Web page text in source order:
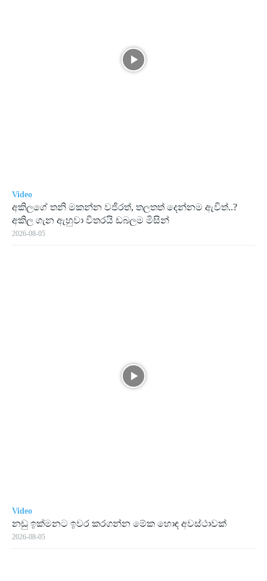
Video
අකිලගේ තනි මකන්න වජිරත්, තලතත් දෙන්නම ඇවිත්..?
අකිල ගැන ඇහුවා විතරයි ඩබලම මිසින්
2026-08-05
Video
නඩු ඉක්මනට ඉවර කරගන්න මේක හොඳ අවස්ථාවක්
2026-08-05